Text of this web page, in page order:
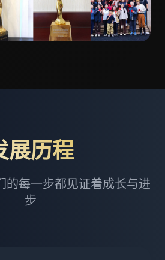
展历程
的每一步都见证着成长与进
步